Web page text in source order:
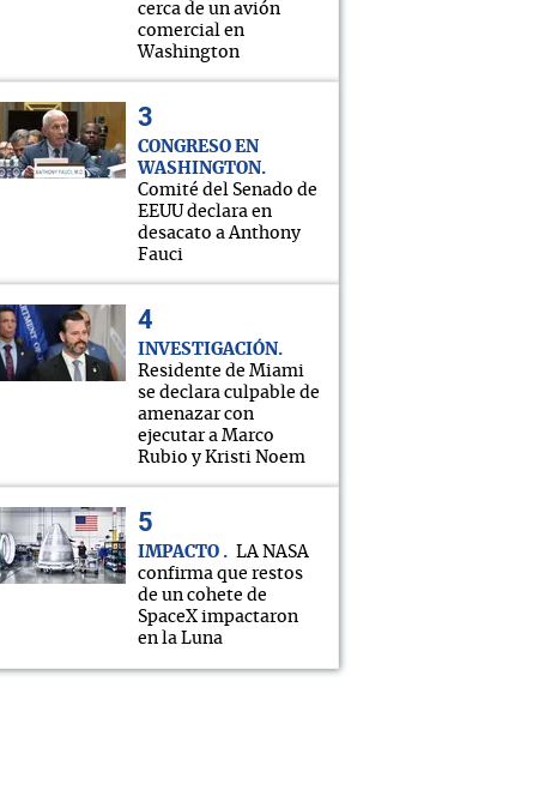
cerca de un avión
comercial en
Washington
CONGRESO EN
WASHINGTON
Comité del Senado de
EEUU declara en
desacato a Anthony
Fauci
INVESTIGACIÓN
Residente de Miami
se declara culpable de
amenazar con
ejecutar a Marco
Rubio y Kristi Noem
IMPACTO
LA NASA
confirma que restos
de un cohete de
SpaceX impactaron
en la Luna